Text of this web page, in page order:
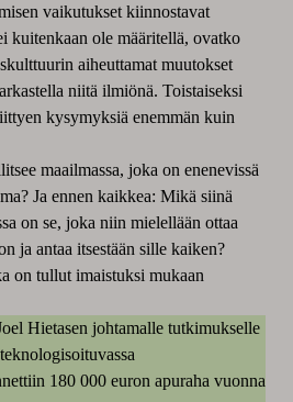
vaikutukset kiinnostavat
kuitenkaan ole määritellä, ovatko
aiheuttamat muutokset
niitä ilmiönä. Toistaiseksi
kysymyksiä enemmän kuin
maailmassa, joka on enenevissä
Ja ennen kaikkea: Mikä siinä
on se, joka niin mielellään ottaa
ja antaa itsestään sille kaiken?
on tullut imaistuksi mukaan
Hietasen johtamalle tutkimukselle
180 000 euron apuraha vuonna